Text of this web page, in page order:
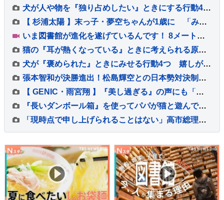
犬が人や物を『独り占めしたい』ときにする行動4つ 執着心が強すぎる場合の対処法まで
【 杉浦太陽 】末っ子・夢空ちゃんが1歳に 「みんなに囲まれて、一升餅を背負って」家族総出でお祝い
いま図書館が進化を遂げているんです！ 8メートルの巨大本棚に、3Dプリンター、音楽スタジオまで！ 図書館の専門家が厳選した進化系図書館ベスト7をご紹介！
猫の『耳が熱くなっている』ときに考えられる原因5つ 放置しても大丈夫？異常を見分けるポイントも解説
犬が『褒められた』ときにみせる行動4つ 嬉しがっているサインや絆を深める接し方のコツまで
張本智和が決勝進出！松島輝空との日本勢対決制し兄妹Vへ王手「自分のプレーをして勝つ」【WTTチャンピオンズ横浜】
【 GENIC・雨宮翔 】『美し過ぎる』の声にも「もっとできる」 25歳を迎え 演じたいのは「サイコパス」
『長いダンボール箱』を使ってパパが猫と遊んでみた結果…微笑ましすぎる光景が113万再生「戻るの早いｗ」「旦那様が一番楽しそうｗ」
「現時点で申し上げられることはない」高市総理 内閣改造・自民党役員人事の時期などについて明言避ける “熊本地震対応に総力を挙げ取り組む”